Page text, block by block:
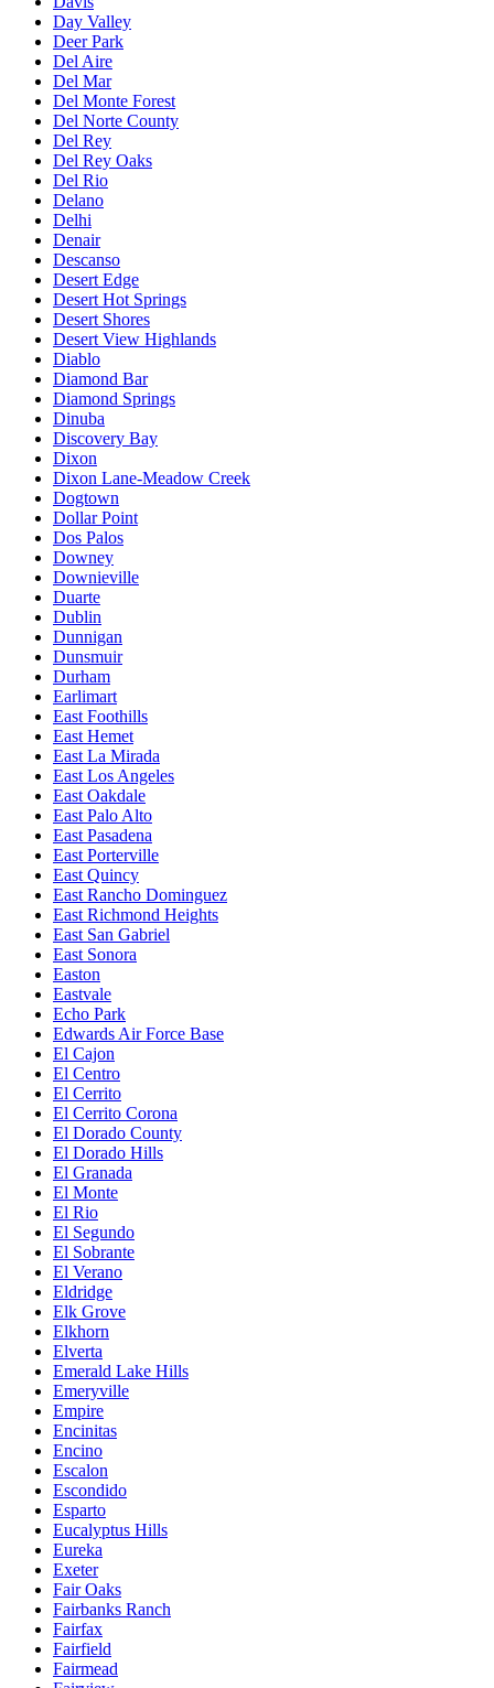
Day Valley
Deer Park
Del Aire
Del Mar
Del Monte Forest
Del Norte County
Del Rey
Del Rey Oaks
Del Rio
Delano
Delhi
Denair
Descanso
Desert Edge
Desert Hot Springs
Desert Shores
Desert View Highlands
Diablo
Diamond Bar
Diamond Springs
Dinuba
Discovery Bay
Dixon
Dixon Lane-Meadow Creek
Dogtown
Dollar Point
Dos Palos
Downey
Downieville
Duarte
Dublin
Dunnigan
Dunsmuir
Durham
Earlimart
East Foothills
East Hemet
East La Mirada
East Los Angeles
East Oakdale
East Palo Alto
East Pasadena
East Porterville
East Quincy
East Rancho Dominguez
East Richmond Heights
East San Gabriel
East Sonora
Easton
Eastvale
Echo Park
Edwards Air Force Base
El Cajon
El Centro
El Cerrito
El Cerrito Corona
El Dorado County
El Dorado Hills
El Granada
El Monte
El Rio
El Segundo
El Sobrante
El Verano
Eldridge
Elk Grove
Elkhorn
Elverta
Emerald Lake Hills
Emeryville
Empire
Encinitas
Encino
Escalon
Escondido
Esparto
Eucalyptus Hills
Eureka
Exeter
Fair Oaks
Fairbanks Ranch
Fairfax
Fairfield
Fairmead